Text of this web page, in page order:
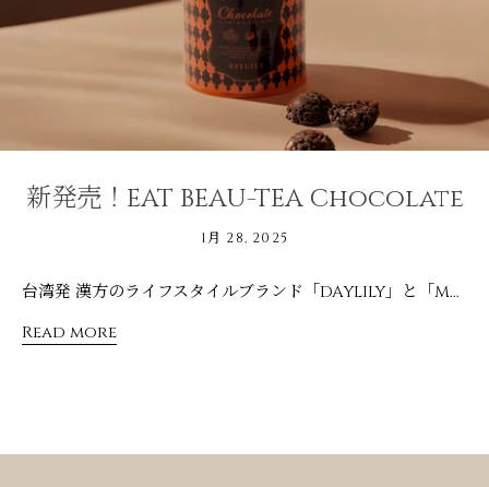
新発売！EAT BEAU-TEA Chocolate
1月 28, 2025
台湾発 漢方のライフスタイルブランド「DAYLILY」と「MOON TREATS」によるコラボ商品「EAT BEAU-TEA Chocolate なつめと黒豆のザクザクチョコ」が期間限定で登場！ 「日々変化する女性の身体やライフステージに寄り添いたい」という想いでブランドを展開する両ブランドで開発した、身体を思ったヘルシーチョコレートです。 使用している食材は、DAYLILY の人気商品「EAT BEAU-TEA」で使用している「なつめ」と煎り黒豆」をキャラメリゼ＆ローストしたもの、そして「カカオマス」「甜菜糖」「ココナッツオイル」の５つのみ。 余計なものは使用せず、シンプルな素材で作ったチョコレートは、ザクッと香ばしい食感と濃厚なカカオの香りが楽しめます。 2/14までの期間限定販売なので、お見逃しなく！ DAYLILYについて 台湾で漢方薬局を営む父を持つ台北出身の Eri と、北海道出身の Moe がはじめた台湾発の漢方のライフスタイルブランド。 「漢方を生活のおまもりに」をコンセプトに、心と身体を養生するお茶やお菓子、気分を上げるライフスタイル雑貨やコスメなど、女性たちの毎日が楽しくなるアイテムを展開。 公式HP DAYLILY 共同創業者 & CEO 小林百絵さんからのメッセージ 今回、DAYLILYで一番人気の食べるお茶『EAT BEAU-TEA』の素材を使って、MOON TREATSさんに特別にチョコレート菓子を作っていただきました。一口食べて、その美味しさに感動！ チョコレートはシンプルな材料にも関わらず、煎り黒豆の香ばしさと、なつめの自然な甘み、そしてチョコレート自体の美味しさが相まって、とても高級感のある上品な味わいに仕上がりました。白砂糖・乳製品・小麦一切不使用で、ここまで奥深い味わいを表現できることに驚きです。 ぜひこの期間限定の美味しさをたくさんの方にお楽しみいただき、心と身体を想う、ヘルシーでハッピーなバレンタインをお過ごしいただけたら幸いです。
Read more